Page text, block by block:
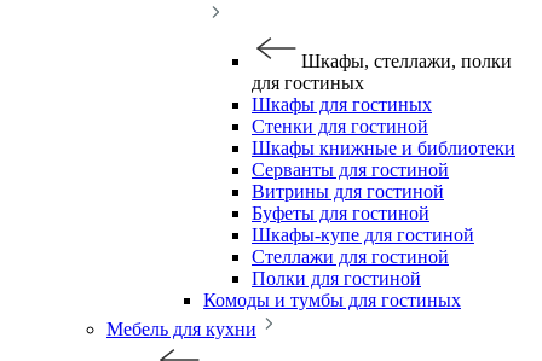
Шкафы, стеллажи, полки
для гостиных
Шкафы для гостиных
Стенки для гостиной
Шкафы книжные и библиотеки
Серванты для гостиной
Витрины для гостиной
Буфеты для гостиной
Шкафы-купе для гостиной
Стеллажи для гостиной
Полки для гостиной
Комоды и тумбы для гостиных
Мебель для кухни